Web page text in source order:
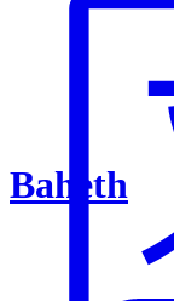
Baheth